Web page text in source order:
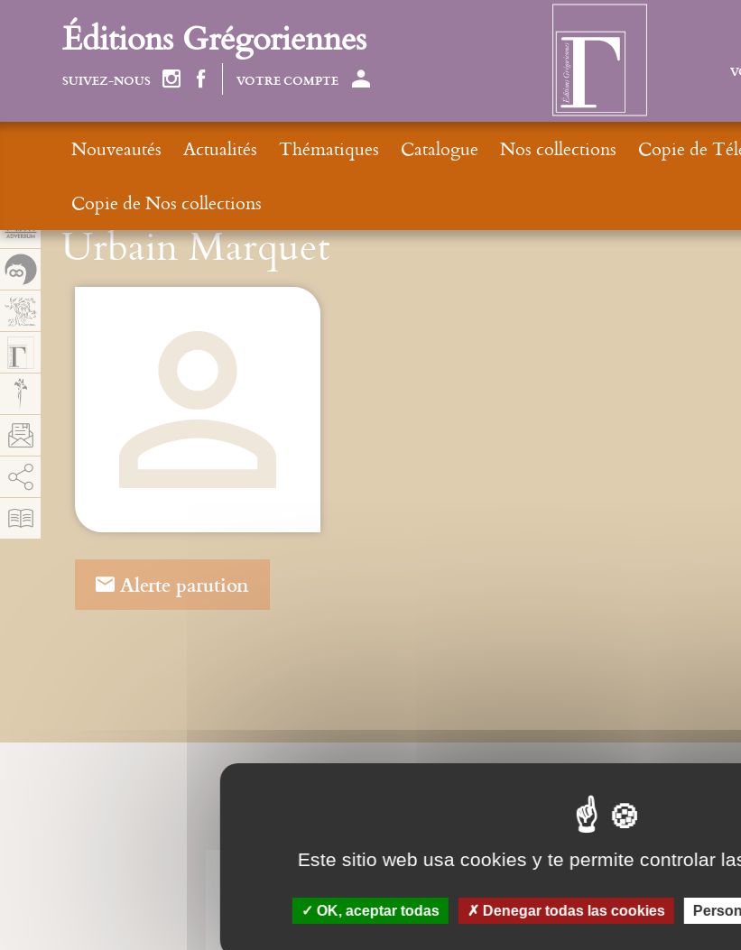
Urbain Marquet
Alerte parution
BIBLIOGRAPHIE
Éditions Grégoriennes
SUIVEZ-NOUS VOTRE COMPTE
Nouveautés Actualités Thématiques Catalogue Nos collections Copie de
Copie de Nos collections
AddThis está deshabilitado. Permitir
Panel de gestión de cookies
Este sitio web usa cookies y te permite controlar
OK, aceptar todas Denegar todas las cookies